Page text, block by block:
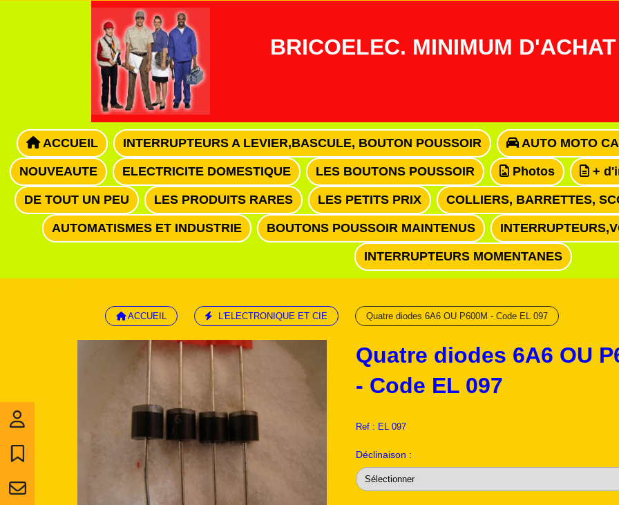
BRICOELEC. MINIMUM
ACCUEIL INTERRUPTEURS A LEVIER,BASCULE, BOUTON POUSSOIR AUTO MOTO
NOUVEAUTE ELECTRICITE DOMESTIQUE LES BOUTONS POUSSOIR Photos +
DE TOUT UN PEU LES PRODUITS RARES LES PETITS PRIX COLLIERS, BARRETTES,
AUTOMATISMES ET INDUSTRIE BOUTONS POUSSOIR MAINTENUS
INTERRUPTEURS MOMENTANES
ACCUEIL L'ELECTRONIQUE ET CIE Quatre diodes 6A6 OU P600M - Code EL 097
Quatre diodes 6A6 OU
- Code EL 097
Ref : EL 097
Déclinaison :